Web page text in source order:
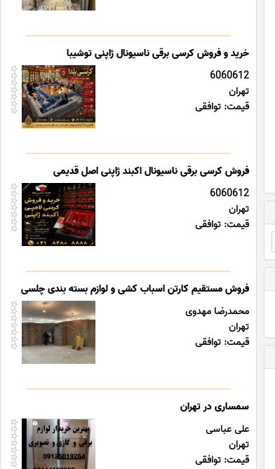
خرید و فروش کرسی برقی ناسیونال ژاپنی توشیبا
6060612
تهران
قیمت: توافقی
فروش کرسی برقی ناسیونال اکبند ژاپنی اصل قدیمی
6060612
تهران
قیمت: توافقی
فروش مستقیم کارتن اسباب کشی و لوازم بسته بندی چلسی
محمدرضا مهدوی
تهران
قیمت: توافقی
سمساری در تهران
علی عباسی
تهران
قیمت: توافقی